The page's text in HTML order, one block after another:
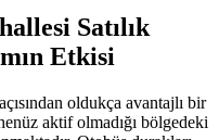
Satılık
Etkisi
oldukça avantajlı bir
aktif olmadığı bölgedeki